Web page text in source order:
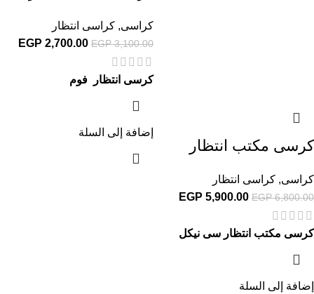
كرسى مكتب انتظار
كراسى, كراسى انتظار
EGP6,800.00
EGP 5,900.00
كرسى مكتب انتظار سى نيكل
إضافة إلى السلة
كراسى, كراسى انتظار
EGP3,100.00
EGP 2,700.00
كرسى انتظار فوم
إضافة إلى السلة